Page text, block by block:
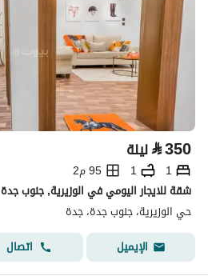
⃁350 ليلة
1
1
95 م2
شقة للايجار اليومي في الوزيرية, جنوب جدة
حي الوزيرية، جنوب جدة، جدة
الإيميل
اتصال